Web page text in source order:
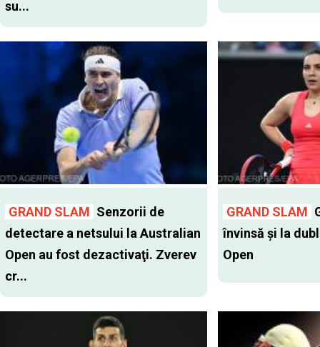
su...
GRAND SLAM Senzorii de
detectare a netsului la Australian
Open au fost dezactivaţi. Zverev
cr...
GRAND SLAM
învinsă şi la
Open